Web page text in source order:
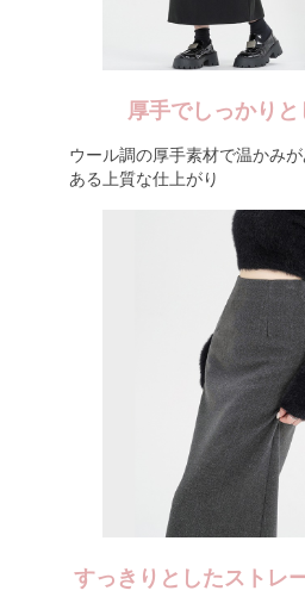
厚手でしっかり
ウール調の厚手素材で温かみ
ある上質な仕上がり
すっきりとしたストレ